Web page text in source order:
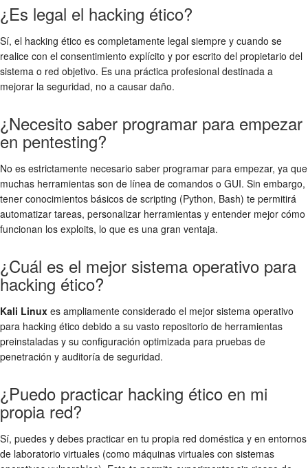
¿Es legal el hacking ético?
Sí, el hacking ético es completamente legal siempre y cuando se
realice con el consentimiento explícito y por escrito del propietario del
sistema o red objetivo. Es una práctica profesional destinada a
mejorar la seguridad, no a causar daño.
¿Necesito saber programar para empezar
en pentesting?
No es estrictamente necesario saber programar para empezar, ya que
muchas herramientas son de línea de comandos o GUI. Sin embargo,
tener conocimientos básicos de scripting (Python, Bash) te permitirá
automatizar tareas, personalizar herramientas y entender mejor cómo
funcionan los exploits, lo que es una gran ventaja.
¿Cuál es el mejor sistema operativo para
hacking ético?
Kali Linux es ampliamente considerado el mejor sistema operativo
para hacking ético debido a su vasto repositorio de herramientas
preinstaladas y su configuración optimizada para pruebas de
penetración y auditoría de seguridad.
¿Puedo practicar hacking ético en mi
propia red?
Sí, puedes y debes practicar en tu propia red doméstica y en entornos
de laboratorio virtuales (como máquinas virtuales con sistemas